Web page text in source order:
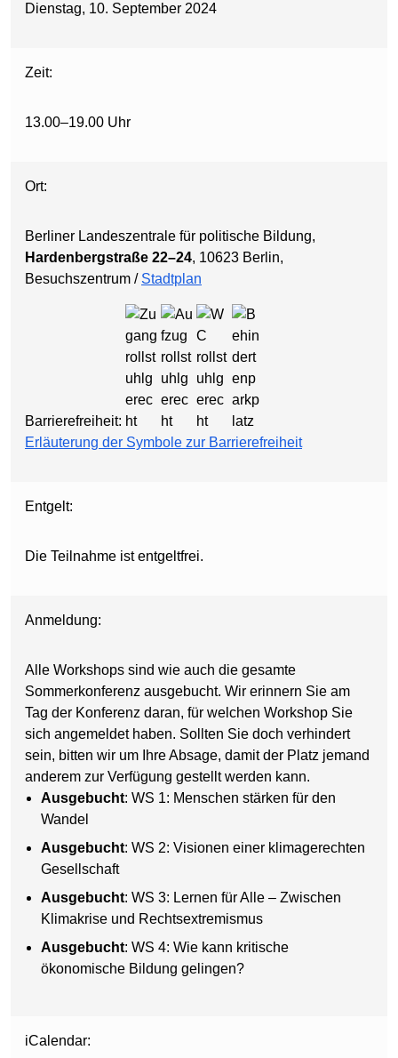
Dienstag, 10. September 2024
Zeit:
13.00–19.00 Uhr
Ort:
Berliner Landeszentrale für politische Bildung,
Hardenbergstraße 22–24, 10623 Berlin,
Besuchszentrum / Stadtplan
Barrierefreiheit:
Erläuterung der Symbole zur Barrierefreiheit
Entgelt:
Die Teilnahme ist entgeltfrei.
Anmeldung:
Alle Workshops sind wie auch die gesamte
Sommerkonferenz ausgebucht. Wir erinnern Sie am
Tag der Konferenz daran, für welchen Workshop Sie
sich angemeldet haben. Sollten Sie doch verhindert
sein, bitten wir um Ihre Absage, damit der Platz jemand
anderem zur Verfügung gestellt werden kann.
Ausgebucht: WS 1: Menschen stärken für den
Wandel
Ausgebucht: WS 2: Visionen einer klimagerechten
Gesellschaft
Ausgebucht: WS 3: Lernen für Alle – Zwischen
Klimakrise und Rechtsextremismus
Ausgebucht: WS 4: Wie kann kritische
ökonomische Bildung gelingen?
iCalendar: